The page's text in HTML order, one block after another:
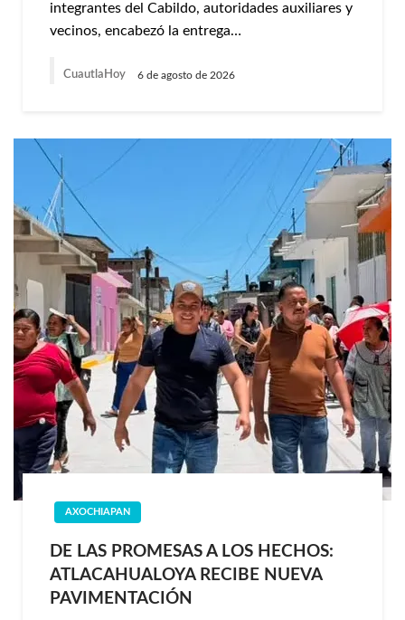
integrantes del Cabildo, autoridades auxiliares y
vecinos, encabezó la entrega…
CuautlaHoy 6 de agosto de 2026
AXOCHIAPAN
DE LAS PROMESAS A LOS HECHOS:
ATLACAHUALOYA RECIBE NUEVA
PAVIMENTACIÓN